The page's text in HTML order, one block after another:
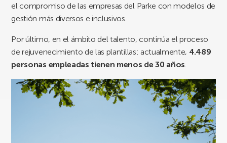
el compromiso de las empresas del Parke con modelos de
gestión más diversos e inclusivos.
Por último, en el ámbito del talento, continúa el proceso
de rejuvenecimiento de las plantillas: actualmente, 4.489
personas empleadas tienen menos de 30 años